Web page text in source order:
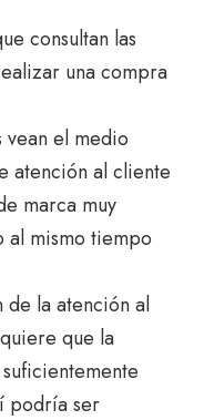
consultan las
una compra
vean el medio
atención al cliente
marca muy
al mismo tiempo
de la atención al
que la
podría ser